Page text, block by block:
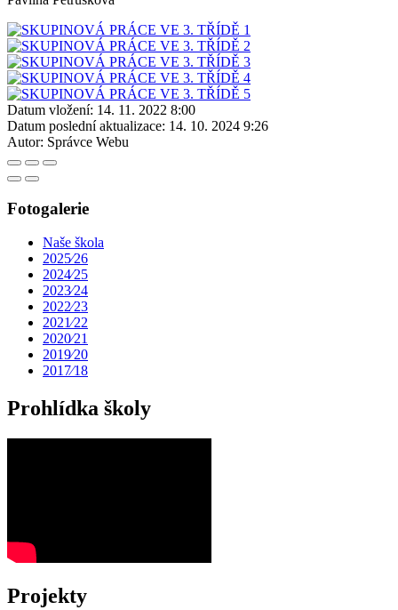
Datum vložení: 14. 11. 2022 8:00
Datum poslední aktualizace: 14. 10. 2024 9:26
Autor: Správce Webu
Fotogalerie
Naše škola
2025⁄26
2024⁄25
2023⁄24
2022⁄23
2021⁄22
2020⁄21
2019⁄20
2017⁄18
Prohlídka školy
Projekty